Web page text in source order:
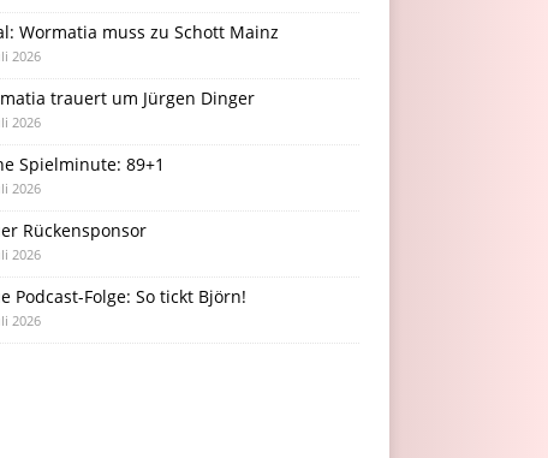
Wormatia muss zu Schott Mainz
2026
trauert um Jürgen Dinger
2026
Spielminute: 89+1
2026
Rückensponsor
2026
Podcast-Folge: So tickt Björn!
2026